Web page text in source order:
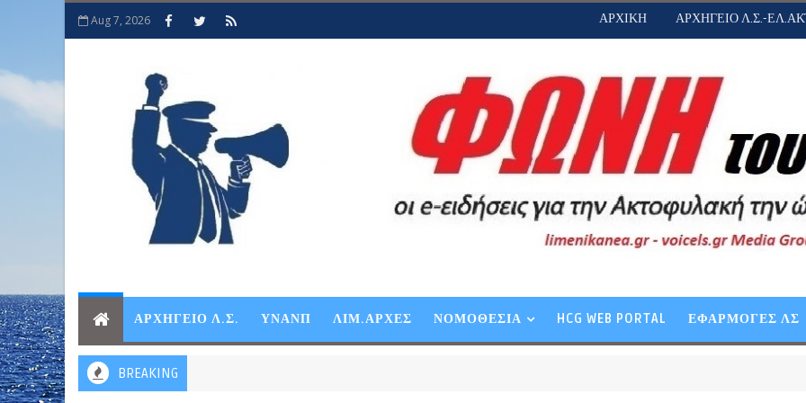
Aug 7, 2026 ΑΡΧΙΚΗ ΑΡΧΗΓΕΙΟ Λ.Σ.-
ΑΡΧΗΓΕΙΟ Λ.Σ. ΥΝΑΝΠ ΛΙΜ.ΑΡΧΕΣ ΝΟΜΟΘΕΣΙΑ HCG WEB PORTAL ΕΦΑΡΜΟΓΕΣ ΛΣ
BREAKING